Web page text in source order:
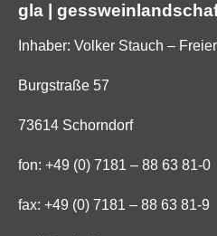
gla |
Inhaber: Volker Stauch –
Burgstraße 57
73614 Schorndorf
fon: +49 (0) 7181 – 88 63 81-0
fax: +49 (0) 7181 – 88 63 81-9